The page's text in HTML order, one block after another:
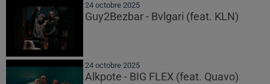
24 octobre 2025
Guy2Bezbar - Bvlgari (feat. KLN)
24 octobre 2025
Alkpote - BIG FLEX (feat. Quavo)